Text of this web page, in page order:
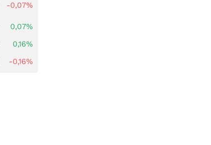
-0,07%
0,07%
0,16%
-0,16%